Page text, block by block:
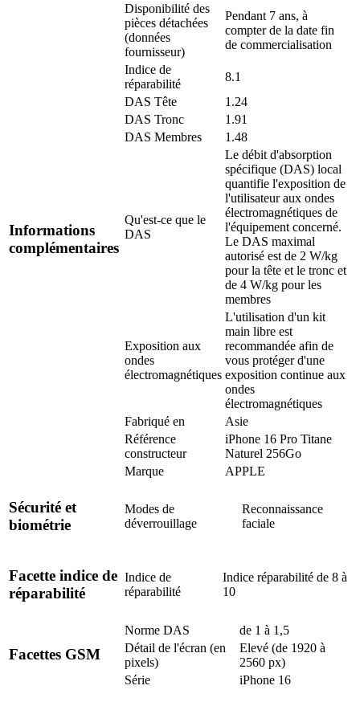
Informations
complémentaires
Disponibilité des
pièces détachées
(données
fournisseur)
Pendant 7 ans, à
compter de la date fin
de commercialisation
Indice de
réparabilité
8.1
DAS Tête
1.24
DAS Tronc
1.91
DAS Membres
1.48
Qu'est-ce que le
DAS
Le débit d'absorption
spécifique (DAS) local
quantifie l'exposition de
l'utilisateur aux ondes
électromagnétiques de
l'équipement concerné.
Le DAS maximal
autorisé est de 2 W/kg
pour la tête et le tronc et
de 4 W/kg pour les
membres
Exposition aux
ondes
électromagnétiques
L'utilisation d'un kit
main libre est
recommandée afin de
vous protéger d'une
exposition continue aux
ondes
électromagnétiques
Fabriqué en
Asie
Référence
constructeur
iPhone 16 Pro Titane
Naturel 256Go
Marque
APPLE
Sécurité et
biométrie
Modes de
déverrouillage
Reconnaissance
faciale
Facette indice de
réparabilité
Indice de
réparabilité
Indice réparabilité de 8 à
10
Facettes GSM
Norme DAS
de 1 à 1,5
Détail de l'écran (en
pixels)
Elevé (de 1920 à
2560 px)
Série
iPhone 16